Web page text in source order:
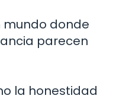
mundo donde
parecen
la honestidad